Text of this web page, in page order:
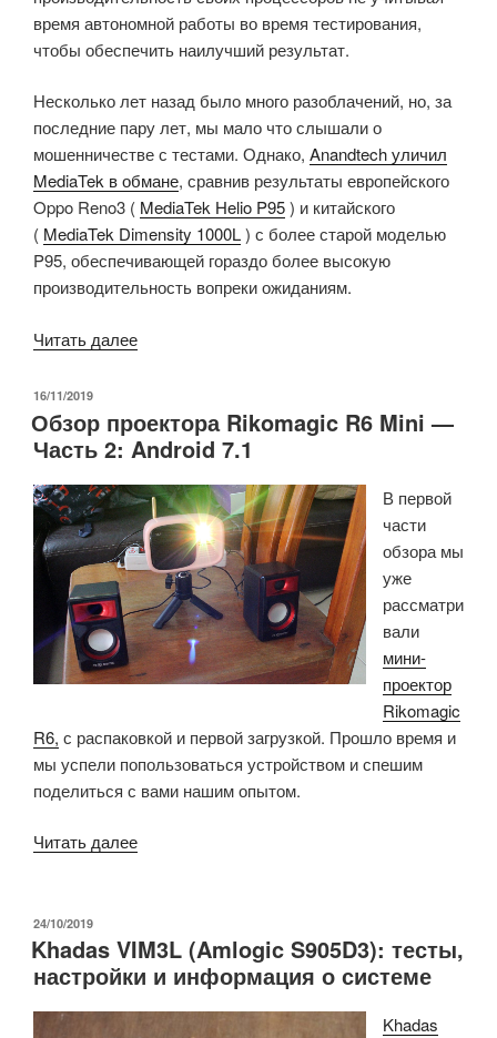
тесты
производительности»
время автономной работы во время тестирования,
чтобы обеспечить наилучший результат.
Несколько лет назад было много разоблачений, но, за
последние пару лет, мы мало что слышали о
мошенничестве с тестами. Однако, Anandtech уличил
MediaTek в обмане, сравнив результаты европейского
Oppo Reno3 ( MediaTek Helio P95) и китайского
( MediaTek Dimensity 1000L) с более старой моделью
P95, обеспечивающей гораздо более высокую
производительность вопреки ожиданиям.
Читать далее«MediaTek
мошенничестве,
но
что
тесты
просто
определяют
пиковую
производительность»
ОПУБЛИКОВАНО
16/11/2019
Обзор проектора Rikomagic R6 Mini —
Часть 2: Android 7.1
В первой
части
обзора мы
уже
рассматри
вали
мини-
проектор
Rikomagic
R6, с распаковкой и первой загрузкой. Прошло время и
мы успели попользоваться устройством и спешим
поделиться с вами нашим опытом.
Читать далее«Обзор
Mini
—
ОПУБЛИКОВАНО
24/10/2019
Khadas VIM3L (Amlogic S905D3): тесты,
настройки и информация о системе
Khadas